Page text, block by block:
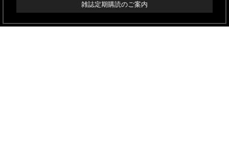
雑誌定期購読のご案内